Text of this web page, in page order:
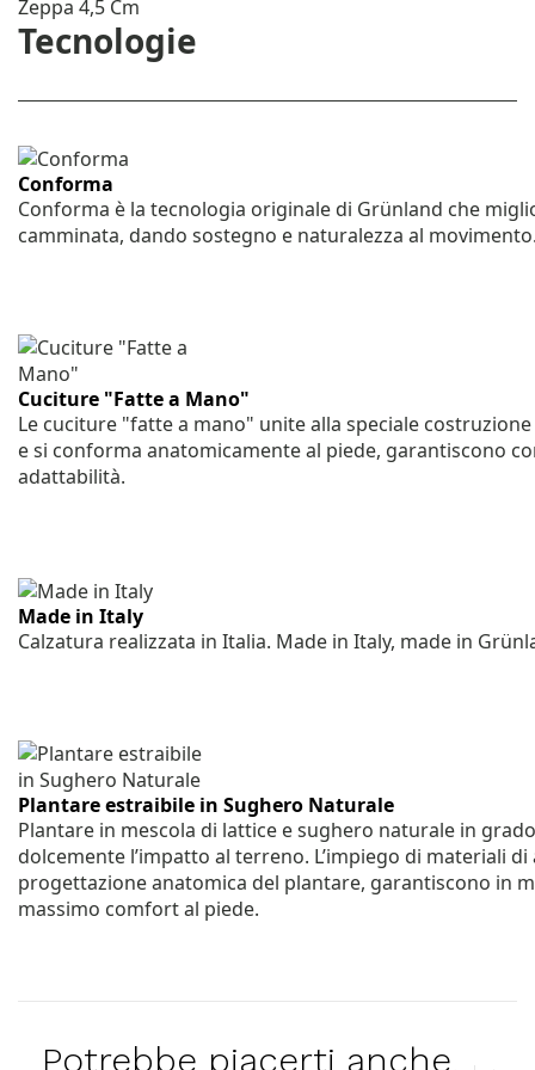
Zeppa 4,5 Cm
Tecnologie
Conforma
Conforma è la tecnologia originale di Grünland che
camminata, dando sostegno e naturalezza al
Cuciture "Fatte a Mano"
Le cuciture "fatte a mano" unite alla speciale
e si conforma anatomicamente al piede, garantiscono
adattabilità.
Made in Italy
Calzatura realizzata in Italia. Made in Italy, made in
Plantare estraibile in Sughero Naturale
Plantare in mescola di lattice e sughero naturale in
dolcemente l’impatto al terreno. L’impiego di materiali di
progettazione anatomica del plantare, garantiscono in
massimo comfort al piede.
Potrebbe piacerti anche